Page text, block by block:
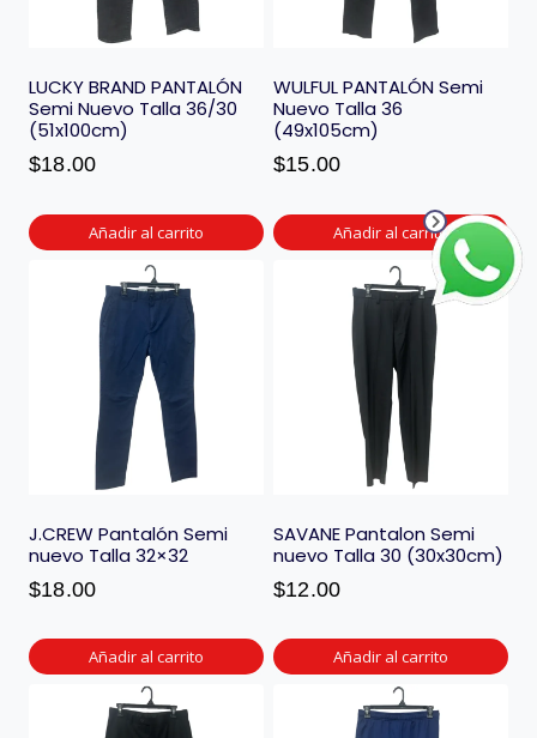
LUCKY BRAND PANTALÓN
Semi Nuevo Talla 36/30
(51x100cm)
$18.00
Añadir al carrito
WULFUL PANTALÓN Semi
Nuevo Talla 36
(49x105cm)
$15.00
Añadir al carrito
J.CREW Pantalón Semi
nuevo Talla 32×32
$18.00
Añadir al carrito
SAVANE Pantalon Semi
nuevo Talla 30 (30x30cm)
$12.00
Añadir al carrito